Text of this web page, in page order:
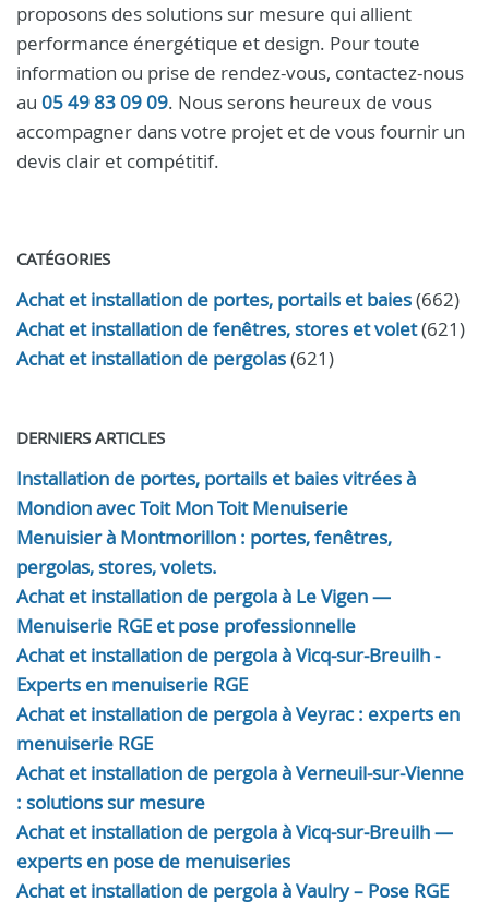
proposons des solutions sur mesure qui allient
performance énergétique et design. Pour toute
information ou prise de rendez-vous, contactez-nous
au 05 49 83 09 09. Nous serons heureux de vous
accompagner dans votre projet et de vous fournir un
devis clair et compétitif.
CATÉGORIES
Achat et installation de portes, portails et baies(662)
Achat et installation de fenêtres, stores et volet(621)
Achat et installation de pergolas(621)
DERNIERS ARTICLES
Installation de portes, portails et baies vitrées à
Mondion avec Toit Mon Toit Menuiserie
Menuisier à Montmorillon : portes, fenêtres,
pergolas, stores, volets.
Achat et installation de pergola à Le Vigen —
Menuiserie RGE et pose professionnelle
Achat et installation de pergola à Vicq-sur-Breuilh -
Experts en menuiserie RGE
Achat et installation de pergola à Veyrac : experts en
menuiserie RGE
Achat et installation de pergola à Verneuil-sur-Vienne
: solutions sur mesure
Achat et installation de pergola à Vicq-sur-Breuilh —
experts en pose de menuiseries
Achat et installation de pergola à Vaulry – Pose RGE